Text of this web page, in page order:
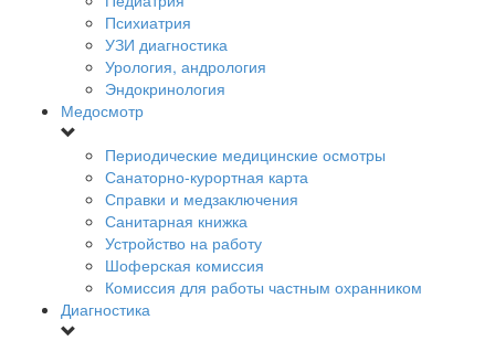
Психиатрия
УЗИ диагностика
Урология, андрология
Эндокринология
Медосмотр
Периодические медицинские осмотры
Санаторно-курортная карта
Справки и медзаключения
Санитарная книжка
Устройство на работу
Шоферская комиссия
Комиссия для работы частным охранником
Диагностика